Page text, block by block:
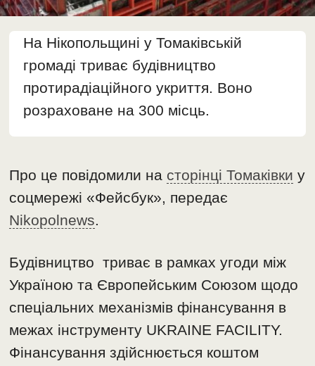
На Нікопольщині у Томаківській
громаді триває будівництво
протирадіаційного укриття. Воно
розраховане на 300 місць.
Про це повідомили на сторінці Томаківки у
соцмережі «Фейсбук», передає
Nikopolnews.
Будівництво триває в рамках угоди між
Україною та Європейським Союзом щодо
спеціальних механізмів фінансування в
межах інструменту UKRAINE FACILITY.
Фінансування здійснюється коштом